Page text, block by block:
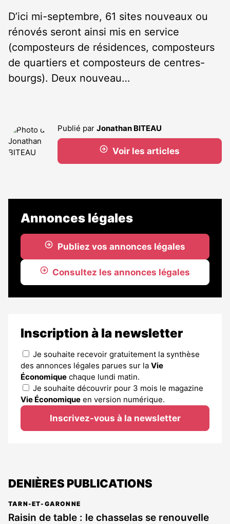
D’ici mi-septembre, 61 sites nouveaux ou
rénovés seront ainsi mis en service
(composteurs de résidences, composteurs
de quartiers et composteurs de centres-
bourgs). Deux nouveau…
Publié par Jonathan BITEAU
Voir les articles
Annonces légales
Publiez vos annonces légales
Consultez les annonces légales
Inscription à la newsletter
Je souhaite recevoir gratuitement la synthèse
des annonces légales parues sur la Vie
Économique chaque lundi matin.
Je souhaite découvrir pour 3 mois le magazine
Vie Économique en version numérique.
Inscrivez-vous à la newsletter
DENIÈRES PUBLICATIONS
TARN-ET-GARONNE
Raisin de table : le chasselas se renouvelle